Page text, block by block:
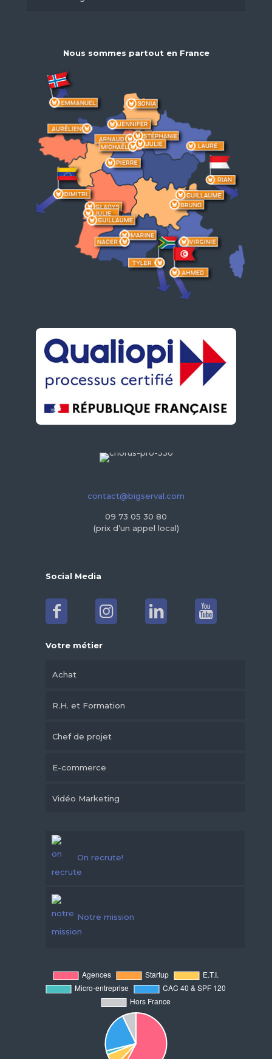
Nous sommes partout en France
contact@bigserval.com
09 73 05 30 80
(prix d’un appel local)
Social Media
Votre métier
Achat
R.H. et Formation
Chef de projet
E-commerce
Vidéo Marketing
On recrute!
Notre mission